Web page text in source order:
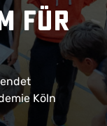
für
Köln